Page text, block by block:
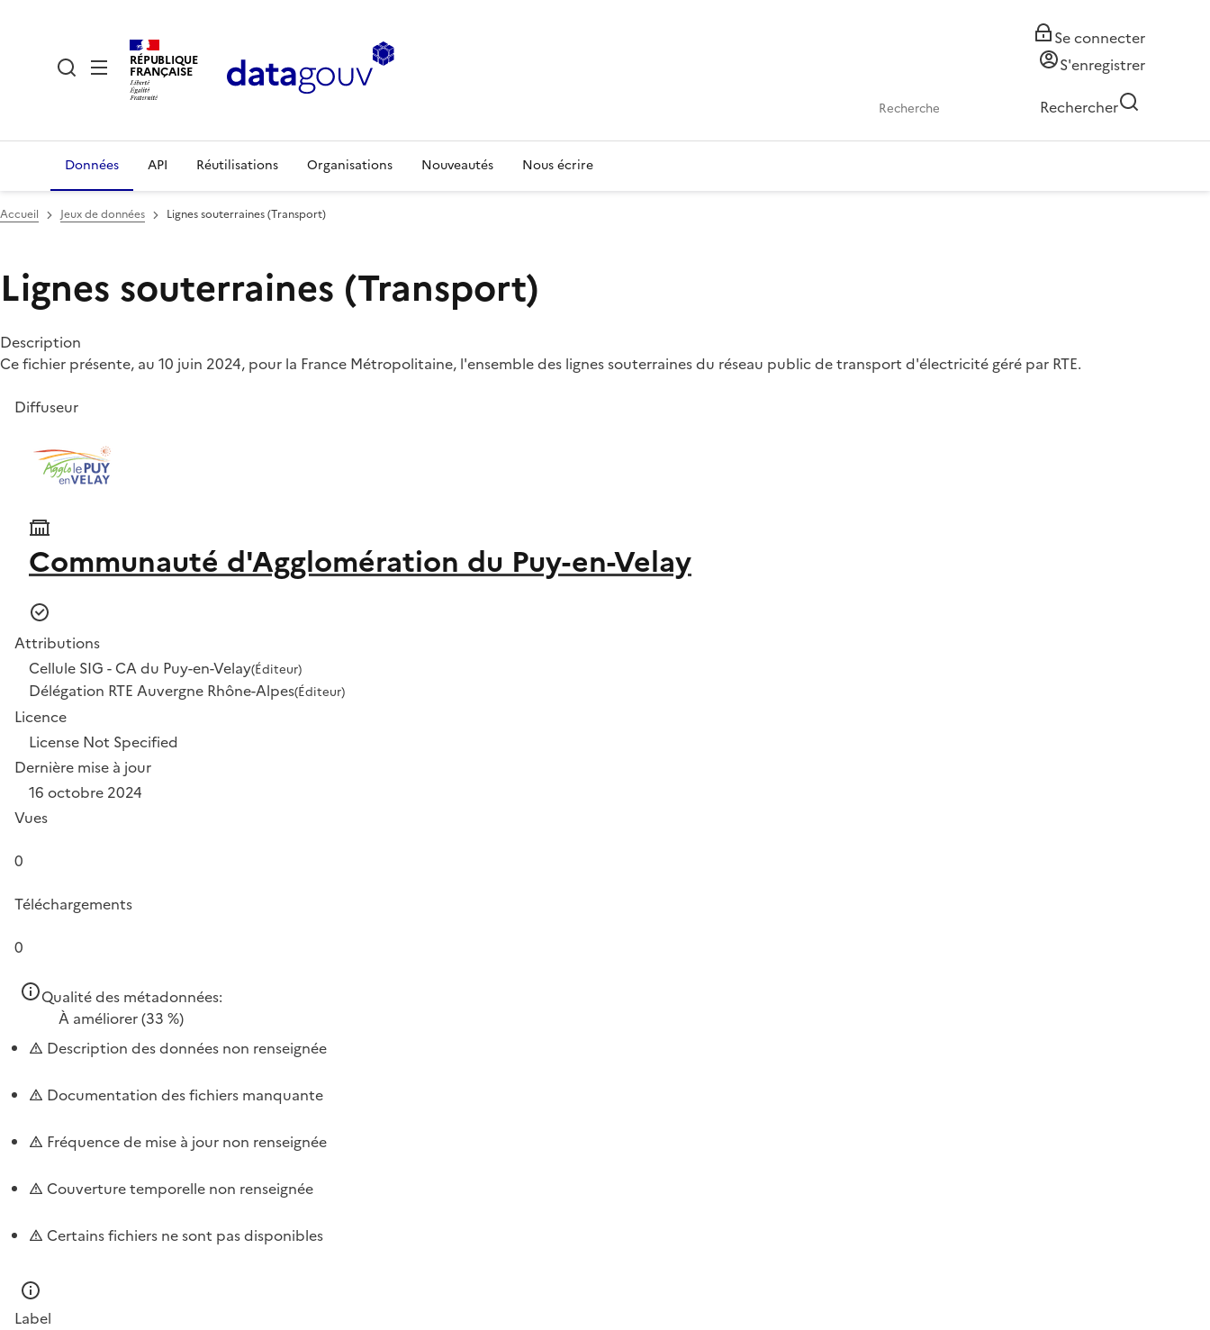
RÉPUBLIQUE
FRANÇAISE
Se connecter
S'enregistrer
Rechercher
Données API Réutilisations Organisations Nouveautés Nous écrire
Accueil Jeux de données Lignes souterraines (Transport)
Lignes souterraines (Transport)
Description
Ce fichier présente, au 10 juin 2024, pour la France Métropolitaine, l'ensemble des lignes souterraines du réseau public de transport d'électricité géré par RTE.
Diffuseur
Communauté d'Agglomération du Puy-en-Velay
Attributions
Cellule SIG - CA du Puy-en-Velay(Éditeur)
Délégation RTE Auvergne Rhône-Alpes(Éditeur)
Licence
License Not Specified
Dernière mise à jour
16 octobre 2024
Vues
0
Téléchargements
0
Qualité des métadonnées:
À améliorer(33 %)
Description des données non renseignée
Documentation des fichiers manquante
Fréquence de mise à jour non renseignée
Couverture temporelle non renseignée
Certains fichiers ne sont pas disponibles
Label